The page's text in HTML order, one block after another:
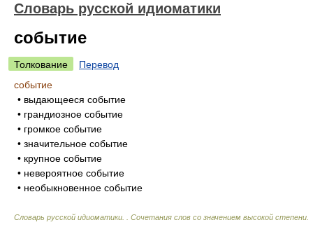
Словарь русской идиоматики
событие
Толкование
Перевод
событие
• выдающееся событие
• грандиозное событие
• громкое событие
• значительное событие
• крупное событие
• невероятное событие
• необыкновенное событие
Словарь русской идиоматики. . Сочетания слов со значением высокой степени